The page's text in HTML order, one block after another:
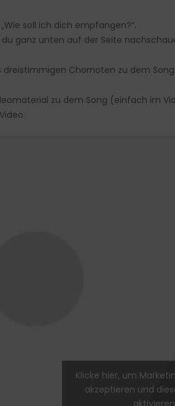
soll ich dich empfangen?“.
ganz unten auf der Seite
Chornoten zu dem
zu dem Song (einfach im
Klicke hier, um
akzeptieren und
aktivieren